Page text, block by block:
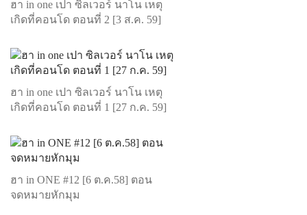
ฮา in one เปา ซิลเวอร์ นาโน เหตุ
เกิดที่คอนโด ตอนที่ 2 [3 ส.ค. 59]
ฮา in one เปา ซิลเวอร์ นาโน เหตุ
เกิดที่คอนโด ตอนที่ 1 [27 ก.ค. 59]
ฮา in ONE #12 [6 ต.ค.58] ตอน
จดหมายหักมุม